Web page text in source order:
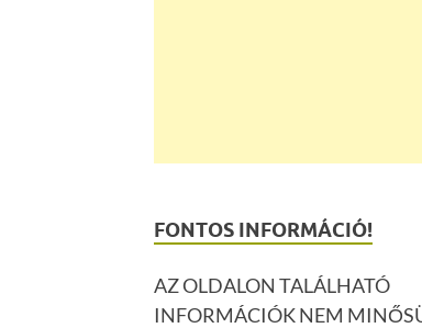
FONTOS INFORMÁCIÓ!
AZ OLDALON TALÁLHATÓ
INFORMÁCIÓK NEM